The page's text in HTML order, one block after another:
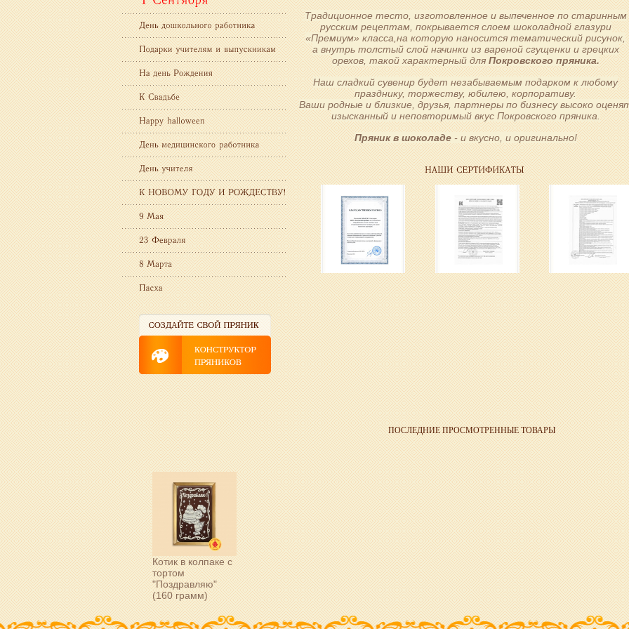
Традиционное тесто, изготовленное и выпеченное по старинным
русским рецептам, покрывается слоем шоколадной глазури
«Премиум» класса,на которую наносится тематический рисунок,
а внутрь толстый слой начинки из вареной сгущенки и грецких
орехов, такой характерный для Покровского пряника.
Наш сладкий сувенир будет незабываемым подарком к любому
празднику, торжеству, юбилею, корпоративу.
Ваши родные и близкие, друзья, партнеры по бизнесу высоко
изысканный и неповторимый вкус Покровского пряника.
Пряник в шоколаде- и вкусно, и оригинально!
ПОСЛЕДНИЕ ПРОСМОТРЕННЫЕ ТОВАРЫ
Котик в колпаке с
тортом
"Поздравляю"
(160 грамм)